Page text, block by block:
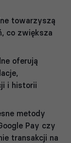
towarzyszą
co zwiększa
oferują
i historii
metody
Pay czy
transakcji na